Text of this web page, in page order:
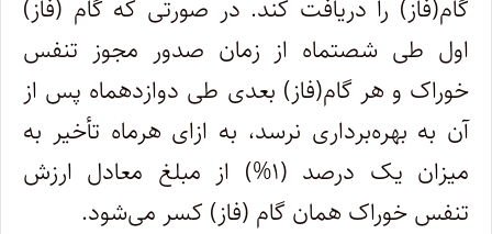
گام(فاز) را دریافت کند. در صورتی که گام (فاز)
اول طی شصت­ماه از زمان صدور مجوز تنفس
خوراک و هر گام(فاز) بعدی طی دوازده­ماه پس از
آن به بهره‌برداری نرسد، به ازای هرماه تأخیر به
میزان یک درصد (۱%) از مبلغ معادل ارزش
تنفس خوراک همان گام (فاز) کسر می‌شود.